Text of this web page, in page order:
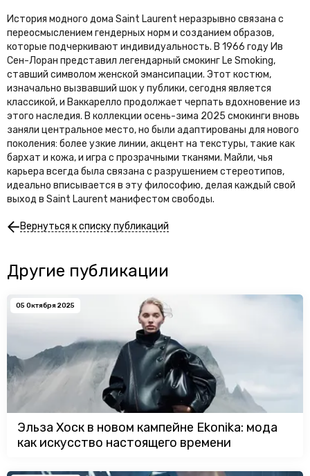
История модного дома Saint Laurent неразрывно связана с
переосмыслением гендерных норм и созданием образов,
которые подчеркивают индивидуальность. В 1966 году Ив
Сен-Лоран представил легендарный смокинг Le Smoking,
ставший символом женской эмансипации. Этот костюм,
изначально вызвавший шок у публики, сегодня является
классикой, и Ваккарелло продолжает черпать вдохновение из
этого наследия. В коллекции осень-зима 2025 смокинги вновь
заняли центральное место, но были адаптированы для нового
поколения: более узкие линии, акцент на текстуры, такие как
бархат и кожа, и игра с прозрачными тканями. Майли, чья
карьера всегда была связана с разрушением стереотипов,
идеально вписывается в эту философию, делая каждый свой
выход в Saint Laurent манифестом свободы.
Вернуться к списку публикаций
Другие публикации
05 Октября 2025
Эльза Хоск в новом кампейне Ekonika: мода
как искусство настоящего времени